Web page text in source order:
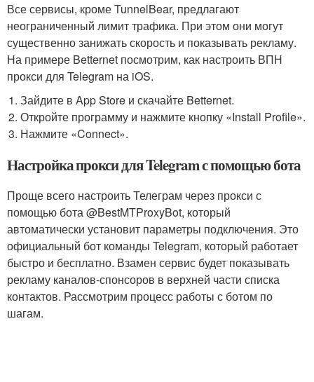
Все сервисы, кроме TunnelBear, предлагают
неограниченный лимит трафика. При этом они могут
существенно занижать скорость и показывать рекламу.
На примере Betternet посмотрим, как настроить ВПН
прокси для Telegram на iOS.
Зайдите в App Store и скачайте Betternet.
Откройте программу и нажмите кнопку «Install Profile».
Нажмите «Connect».
Настройка прокси для Telegram с помощью бота
Проще всего настроить Телеграм через прокси с
помощью бота @BestMTProxyBot, который
автоматически установит параметры подключения. Это
официальный бот команды Telegram, который работает
быстро и бесплатно. Взамен сервис будет показывать
рекламу каналов-спонсоров в верхней части списка
контактов. Рассмотрим процесс работы с ботом по
шагам.